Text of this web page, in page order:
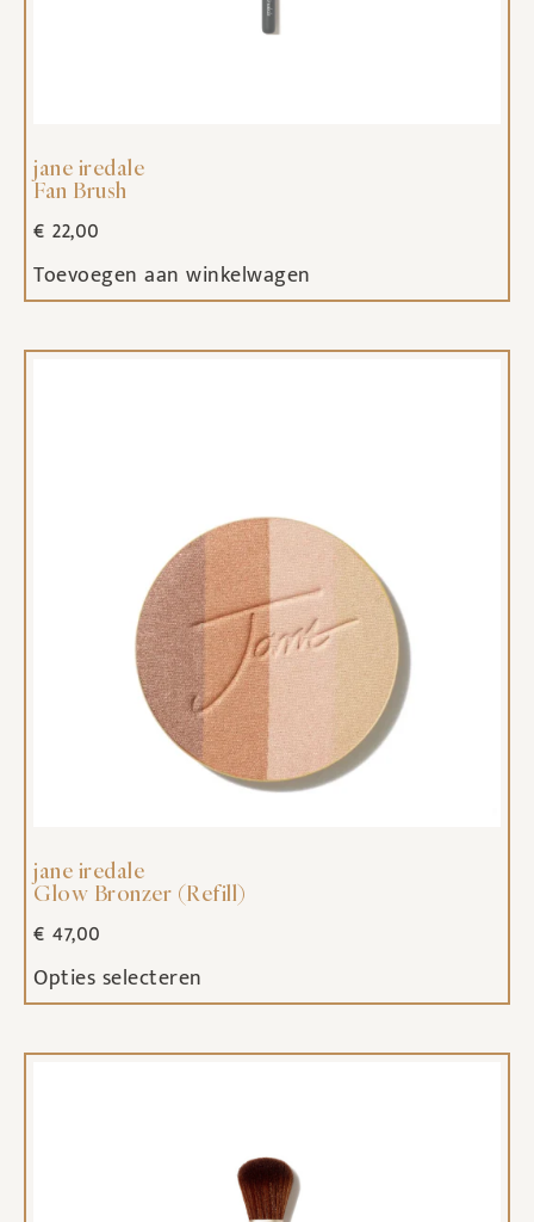
jane iredale
Fan Brush
€ 22,00
Toevoegen aan winkelwagen
jane iredale
Glow Bronzer (Refill)
€ 47,00
Opties selecteren